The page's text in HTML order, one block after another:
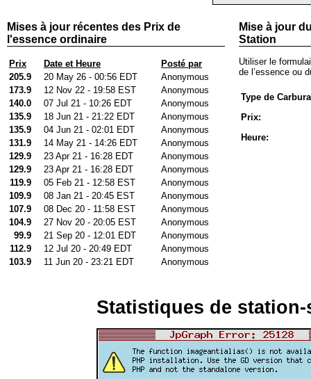
Mises à jour récentes des Prix de
l'essence ordinaire
Prix Date et Heure
Posté par
205.9
20 May 26 - 00:56 EDT
Anonymous
173.9
12 Nov 22 - 19:58 EST
Anonymous
140.0
07 Jul 21 - 10:26 EDT
Anonymous
135.9
18 Jun 21 - 21:22 EDT
Anonymous
135.9
04 Jun 21 - 02:01 EDT
Anonymous
131.9
14 May 21 - 14:26 EDT
Anonymous
129.9
23 Apr 21 - 16:28 EDT
Anonymous
129.9
23 Apr 21 - 16:28 EDT
Anonymous
119.9
05 Feb 21 - 12:58 EST
Anonymous
109.9
08 Jan 21 - 20:45 EST
Anonymous
107.9
08 Dec 20 - 11:58 EST
Anonymous
104.9
27 Nov 20 - 20:05 EST
Anonymous
99.9
21 Sep 20 - 12:01 EDT
Anonymous
112.9
12 Jul 20 - 20:49 EDT
Anonymous
103.9
11 Jun 20 - 23:21 EDT Anonymous
Mise à jour
Station
Utiliser le
de l’essence ou
Type de
Prix:
Heure:
Statistiques de station-